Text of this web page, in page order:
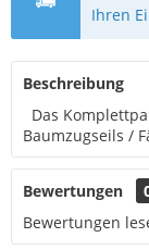
Ihren
Beschreibung
Das
Baumzugseils /
Bewertungen
Bewertungen